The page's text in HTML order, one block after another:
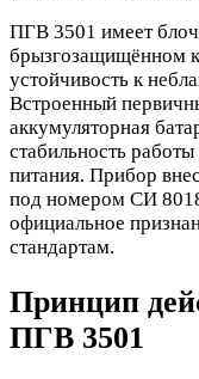
ПГВ 3501 имеет
брызгозащищённом
устойчивость к
Встроенный
аккумуляторная
стабильность
питания. Прибор
под номером СИ
официальное
стандартам.
Принцип
ПГВ 3501